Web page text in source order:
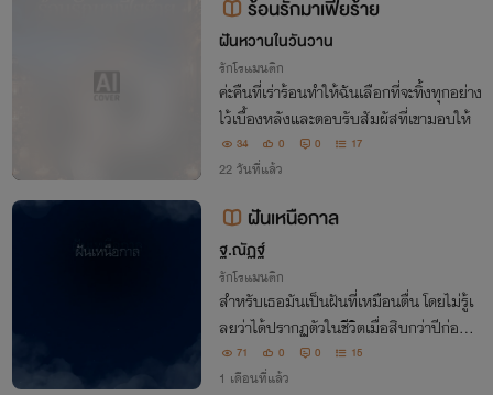
ร้อนรักมาเฟียร้าย
ฝันหวานในวันวาน
รักโรแมนติก
ค่ะคืนที่เร่าร้อนทำให้ฉันเลือกที่จะทิ้งทุกอย่าง
ไว้เบื้องหลังและตอบรับสัมผัสที่เขามอบให้
34 0 0 17
22 วันที่แล้ว
ฝันเหนือกาล
ฐ.ณัฏฐ์
รักโรแมนติก
สำหรับเธอมันเป็นฝันที่เหมือนตื่น โดยไม่รู้เ
ลยว่าได้ปรากฏตัวในชีวิตเมื่อสิบกว่าปีก่อนข
องเขา สำหรับเขามันเป็นตื่นที่เหมือนฝัน กา
รพบกันที่อธิบายไม่ได้ และหลักฐานจริงทิ้งไ
71 0 0 15
1 เดือนที่แล้ว